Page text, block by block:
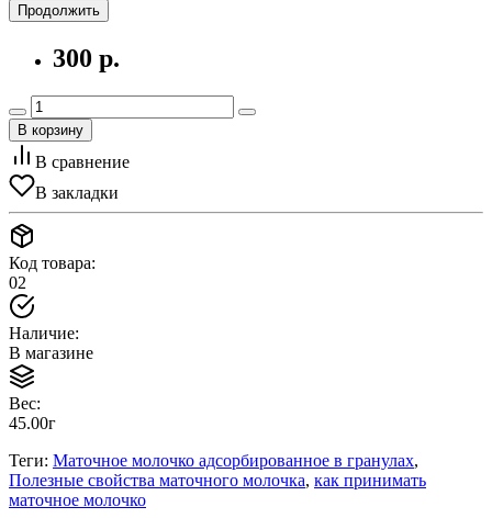
Продолжить
300 р.
В корзину
В сравнение
В закладки
Код товара:
02
Наличие:
В магазине
Вес:
45.00г
Теги: Маточное молочко адсорбированное в гранулах,
Полезные свойства маточного молочка, как принимать
маточное молочко